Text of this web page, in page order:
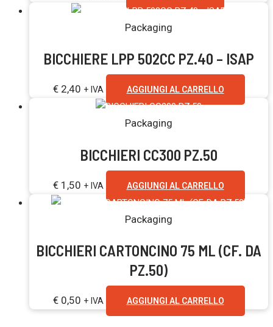
Packaging
BICCHIERE LPP 502CC PZ.40 – ISAP
€2,40 + IVA AGGIUNGI AL CARRELLO
Packaging
BICCHIERI CC300 PZ.50
€1,50 + IVA AGGIUNGI AL CARRELLO
Packaging
BICCHIERI CARTONCINO 75 ML (CF. DA
PZ.50)
€0,50 + IVA AGGIUNGI AL CARRELLO